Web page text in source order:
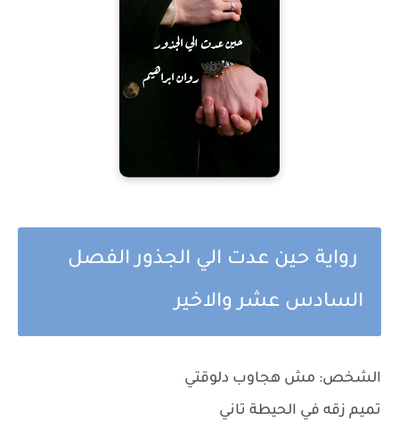
رواية حين عدت الي الجذور الفصل
السادس عشر والاخير
الشخص: مش هجاوب دلوقتي
تميم زقه في الحيطة تاني